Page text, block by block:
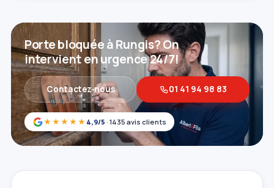
★★★★★ 4,9/5 · 1435 avis clients
Porte bloquée à Rungis? On
intervient en urgence 24/7!
Contactez‑nous 01 41 94 98 83